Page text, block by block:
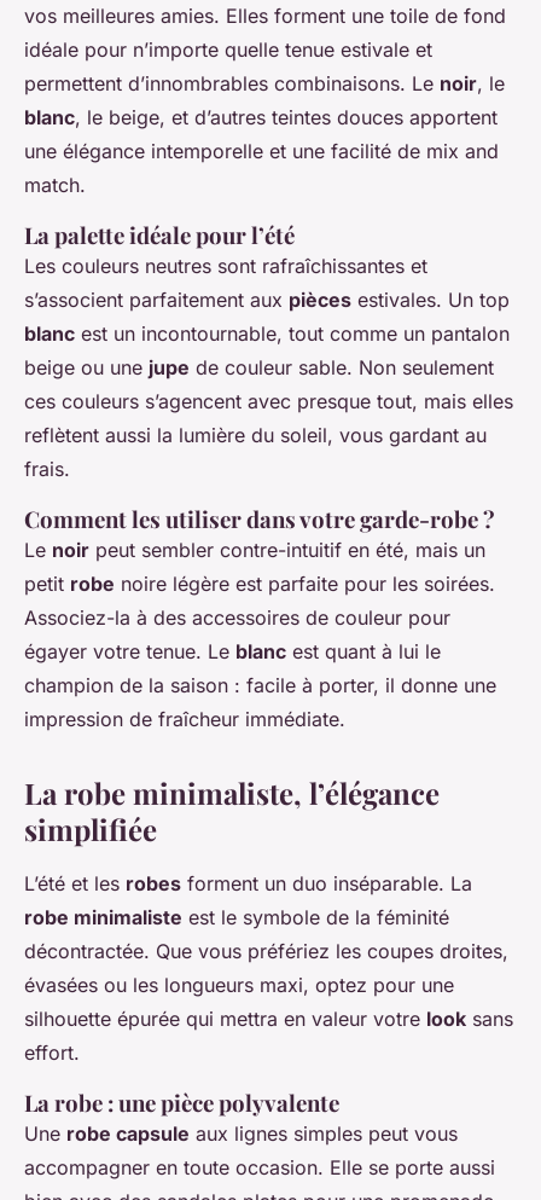
vos meilleures amies. Elles forment une toile de fond
idéale pour n’importe quelle tenue estivale et
permettent d’innombrables combinaisons. Le noir, le
blanc, le beige, et d’autres teintes douces apportent
une élégance intemporelle et une facilité de mix and
match.
La palette idéale pour l’été
Les couleurs neutres sont rafraîchissantes et
s’associent parfaitement aux pièces estivales. Un top
blanc est un incontournable, tout comme un pantalon
beige ou une jupe de couleur sable. Non seulement
ces couleurs s’agencent avec presque tout, mais elles
reflètent aussi la lumière du soleil, vous gardant au
frais.
Comment les utiliser dans votre garde-robe ?
Le noir peut sembler contre-intuitif en été, mais un
petit robe noire légère est parfaite pour les soirées.
Associez-la à des accessoires de couleur pour
égayer votre tenue. Le blanc est quant à lui le
champion de la saison : facile à porter, il donne une
impression de fraîcheur immédiate.
La robe minimaliste, l’élégance
simplifiée
L’été et les robes forment un duo inséparable. La
robe minimaliste est le symbole de la féminité
décontractée. Que vous préfériez les coupes droites,
évasées ou les longueurs maxi, optez pour une
silhouette épurée qui mettra en valeur votre look sans
effort.
La robe : une pièce polyvalente
Une robe capsule aux lignes simples peut vous
accompagner en toute occasion. Elle se porte aussi